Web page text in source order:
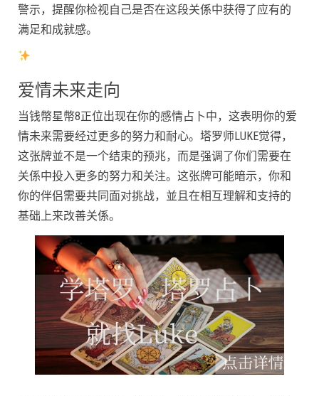
警示，提醒你检视自己是否在这段关係中获得了应有的
满足和成就感。
爱情未来走向
当钱幣星幣8正位出现在你的感情占卜中，这表明你的爱
情未来需要经过更多的努力和耐心。塔罗师LUKE觉得，
这张牌並不是一个结束的预兆，而是强调了你们需要在
关係中投入更多的努力和关注。这张牌可能暗示，你和
你的伴侣需要共同面对挑战，並且在相互理解和支持的
基础上来改善关係。